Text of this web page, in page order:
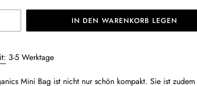
IN DEN WARENKORB LEGEN
3-5 Werktage
Mini Bag ist nicht nur schön kompakt. Sie ist